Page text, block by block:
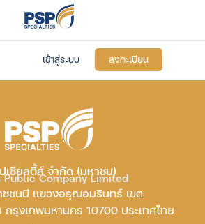
เข้าสู่ระบบ ลงทะเบียน
เชียลตี้ส์ จำกัด (มหาชน)
Public Company Limited
ชชนนี แขวงอรุณอมรินทร์ เขต
รุงเทพมหานคร 10700 ประเทศไทย